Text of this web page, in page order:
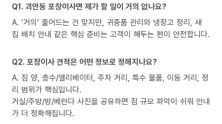
Q1. 괴안동 포장이사면 제가 할 일이 거의 없나요?
A. ‘거의’ 줄어드는 건 맞지만, 귀중품 관리와 냉장고 정리, 새
집 배치 안내 같은 핵심 준비는 고객이 해두는 편이 안전합니다.
Q2. 포장이사 견적은 어떤 정보로 정해지나요?
A. 짐 양, 층수/엘리베이터, 주차 거리, 특수 물품, 이동 거리, 정
리 범위가 핵심입니다.
거실/주방/방/베란다 사진을 공유하면 짐 규모 파악이 쉬워 안내
가 더 정확해집니다.